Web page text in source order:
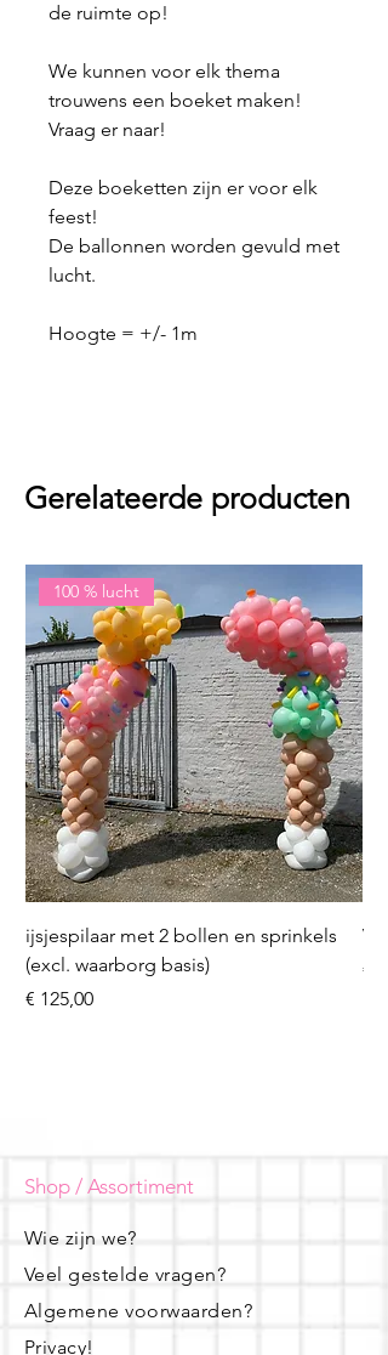
de ruimte op!
We kunnen voor elk thema
trouwens een boeket maken!
Vraag er naar!
Deze boeketten zijn er voor elk
feest!
De ballonnen worden gevuld met
lucht.
Hoogte = +/- 1m
Gerelateerde producten
100 % lucht
ijsjespilaar met 2 bollen en sprinkels
(excl. waarborg basis)
Prijs
€ 125,00
Prijs
€
Shop / Assortiment
Wie zijn we?
Veel gestelde vragen?
Algemene voorwaarden?
Privacy!